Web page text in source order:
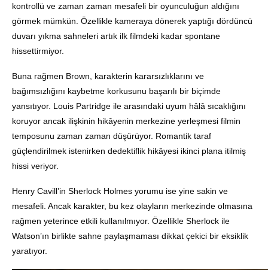
kontrollü ve zaman zaman mesafeli bir oyunculuğun aldığını
görmek mümkün. Özellikle kameraya dönerek yaptığı dördüncü
duvarı yıkma sahneleri artık ilk filmdeki kadar spontane
hissettirmiyor.
Buna rağmen Brown, karakterin kararsızlıklarını ve
bağımsızlığını kaybetme korkusunu başarılı bir biçimde
yansıtıyor. Louis Partridge ile arasındaki uyum hâlâ sıcaklığını
koruyor ancak ilişkinin hikâyenin merkezine yerleşmesi filmin
temposunu zaman zaman düşürüyor. Romantik taraf
güçlendirilmek istenirken dedektiflik hikâyesi ikinci plana itilmiş
hissi veriyor.
Henry Cavill’in Sherlock Holmes yorumu ise yine sakin ve
mesafeli. Ancak karakter, bu kez olayların merkezinde olmasına
rağmen yeterince etkili kullanılmıyor. Özellikle Sherlock ile
Watson’ın birlikte sahne paylaşmaması dikkat çekici bir eksiklik
yaratıyor.